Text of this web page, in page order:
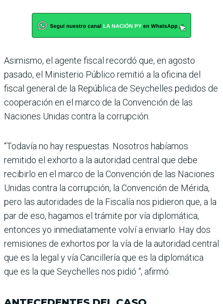
Asimismo, el agente fis­cal recordó que, en agosto
pasado, el Ministerio Público remitió a la oficina del
fiscal general de la República de Seychelles pedidos de
coo­peración en el marco de la Convención de las
Naciones Unidas contra la corrupción.
“Todavía no hay respuestas. Nosotros habíamos
remitido el exhorto a la autoridad cen­tral que debe
recibirlo en el marco de la Convención de las Naciones
Unidas contra la corrupción, la Convención de Mérida,
pero las autoridades de la Fiscalía nos pidieron que, a la
par de eso, hagamos el trámite por vía diplomá­tica,
entonces yo inmediata­mente volví a enviarlo. Hay dos
remisiones de exhortos por la vía de la autoridad cen­tral
que es la legal y vía Can­cillería que es la diplomática
que es la que Seychelles nos pidió “, afirmó.